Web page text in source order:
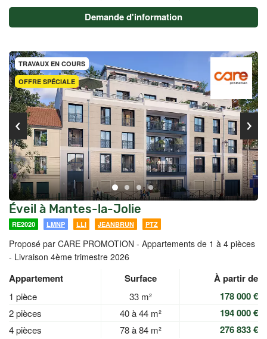
Demande d'information
OFFRE SPÉCIALE
TRAVAUX EN COURS
Éveil à Mantes-la-Jolie
RE2020 LMNP LLI JEANBRUN PTZ
Proposé par CARE PROMOTION - Appartements de 1 à 4 pièces
- Livraison 4ème trimestre 2026
Appartement Surface À partir de
1 pièce 33 m² 178 000 €
2 pièces 40 à 44 m² 194 000 €
4 pièces 78 à 84 m²
276 833 €